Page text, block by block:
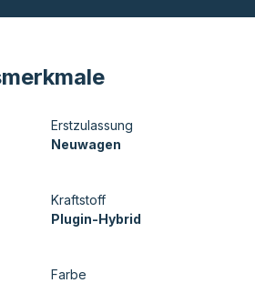
Erstzulassung
Neuwagen
Kraftstoff
Plugin-Hybrid
Farbe